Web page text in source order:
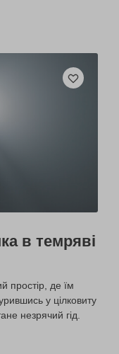
в темряві
простір, де їм
у цілковиту
незрячий гід.